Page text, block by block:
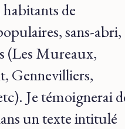
de
sans-abri,
(Les Mureaux,
Gennevilliers,
Je témoignerai
un texte intitulé